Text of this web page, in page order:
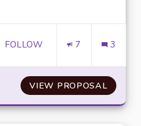
et Santé
22 FOLLOWERS
FOLLOW 7 3
VIEW PROPOSAL